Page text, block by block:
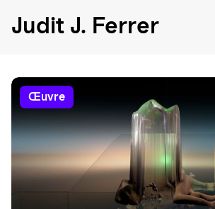
Judit J. Ferrer
œuvre